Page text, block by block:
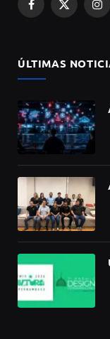
Facebook
X
ÚLTIMAS